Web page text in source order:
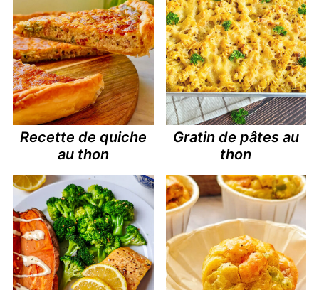
Recette de quiche
au thon
Gratin de pâtes au
thon